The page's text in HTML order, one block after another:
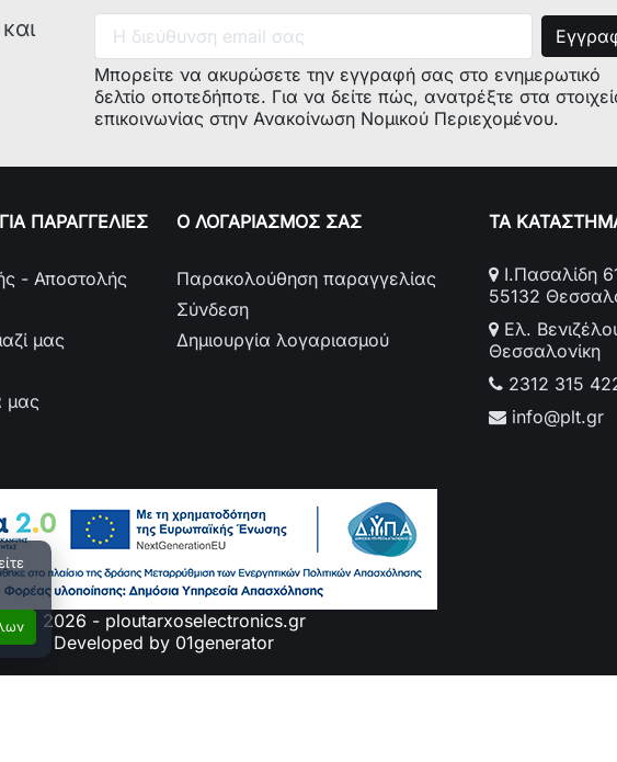
Μπορείτε να ακυρώσετε την εγγραφή σας στο ενημερωτικό
δελτίο οποτεδήποτε. Για να δείτε πώς, ανατρέξτε στα
επικοινωνίας στην Ανακοίνωση Νομικού Περιεχομένου.
ΠΑΡΑΓΓΕΛΙΕΣ
- Αποστολής
μας
μας
Ο ΛΟΓΑΡΙΑΣΜΟΣ ΣΑΣ
Παρακολούθηση παραγγελίας
Σύνδεση
Δημιουργία λογαριασμού
ΤΑ
Ι.Πασαλίδη
55132
Ελ.
Θεσσαλονίκη
2312 315
info@plt.gr
© 2026 - ploutarxoselectronics.gr
Developed by 01generator